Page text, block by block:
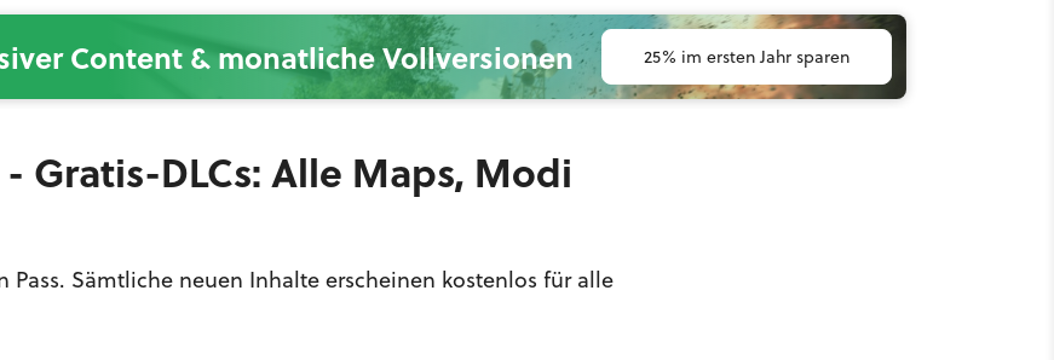
Content & monatliche Vollversionen 25% im ersten Jahr sparen
Gratis-DLCs: Alle Maps, Modi
Pass. Sämtliche neuen Inhalte erscheinen kostenlos für alle